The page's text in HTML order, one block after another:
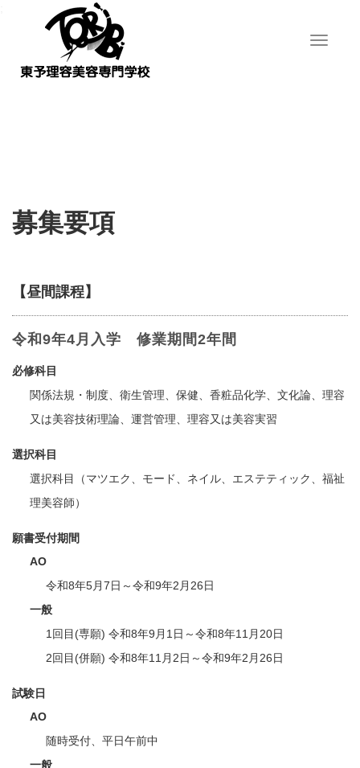
T
募集要項
【昼間課程】
令和9年4月入学 修業期間2年間
必修科目
関係法規・制度、衛生管理、保健、香粧品化学、文化論、理容
又は美容技術理論、運営管理、理容又は美容実習
選択科目
選択科目（マツエク、モード、ネイル、エステティック、福祉
理美容師）
願書受付期間
AO
令和8年5月7日～令和9年2月26日
一般
1回目(専願) 令和8年9月1日～令和8年11月20日
2回目(併願) 令和8年11月2日～令和9年2月26日
試験日
AO
随時受付、平日午前中
一般